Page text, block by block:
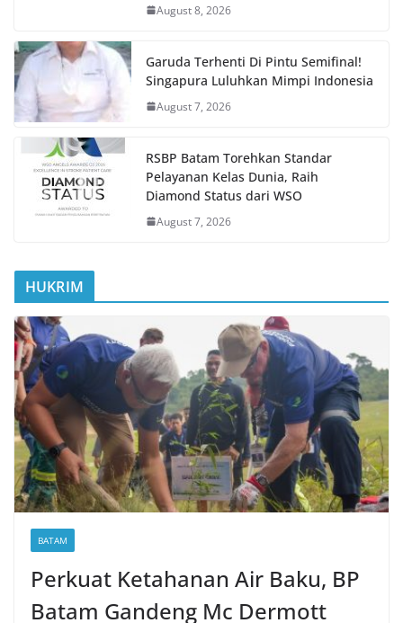
August 8, 2026
Garuda Terhenti Di Pintu Semifinal!
Singapura Luluhkan Mimpi Indonesia
August 7, 2026
RSBP Batam Torehkan Standar
Pelayanan Kelas Dunia, Raih
Diamond Status dari WSO
August 7, 2026
HUKRIM
BATAM
Perkuat Ketahanan Air Baku, BP
Batam Gandeng Mc Dermott